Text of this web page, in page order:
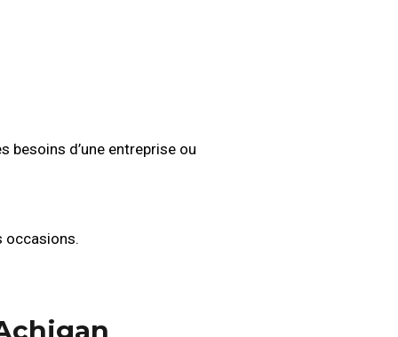
d’une entreprise ou
occasions.